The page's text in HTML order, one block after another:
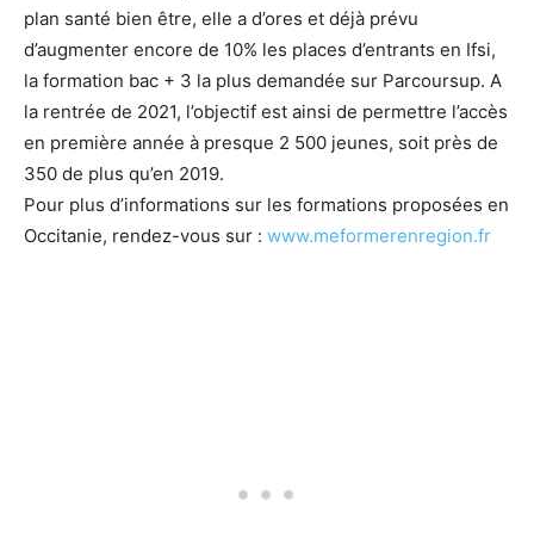
plan santé bien être, elle a d’ores et déjà prévu
d’augmenter encore de 10% les places d’entrants en Ifsi,
la formation bac + 3 la plus demandée sur Parcoursup. A
la rentrée de 2021, l’objectif est ainsi de permettre l’accès
en première année à presque 2 500 jeunes, soit près de
350 de plus qu’en 2019.
Pour plus d’informations sur les formations proposées en
Occitanie, rendez-vous sur : www.meformerenregion.fr